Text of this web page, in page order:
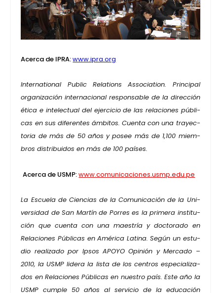
Acer­ca de IPRA:www.ipra.org
Inter­na­tio­nal Public Rela­tions Asso­cia­tion. Prin­ci­pal
orga­ni­za­ción inter­na­cio­nal res­pon­sa­ble de la direc­ción
éti­ca e inte­lec­tual del ejer­ci­cio de las rela­cio­nes públi­
cas en sus dife­ren­tes ámbi­tos. Cuen­ta con una tra­yec­
to­ria de más de 50 años y posee más de 1,100 miem­
bros dis­tri­bui­dos en más de 100 paí­ses.
Acer­ca de USMP:www.comunicaciones.usmp.edu.pe
La Escue­la de Cien­cias de la Comu­ni­ca­ción de la Uni­
ver­si­dad de San Mar­tín de Porres es la pri­me­ra ins­ti­tu­
ción que cuen­ta con una maes­tría y doc­to­ra­do en
Rela­cio­nes Públi­cas en Amé­ri­ca Lati­na. Según un estu­
dio rea­li­za­do por Ipsos APO­YO Opi­nión y Mer­ca­do –
2010, la USMP lide­ra la lis­ta de los cen­tros espe­cia­li­za­
dos en Rela­cio­nes Públi­cas en nues­tro país. Este año la
USMP cum­ple 50 años al ser­vi­cio de la edu­ca­ción